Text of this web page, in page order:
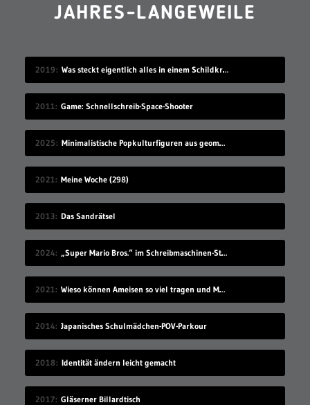
JAHRES-LANGEWEILE
2019 Was steckt eigentlich alles in einem Schildkrötenpanzer?
2011 Game: Schnellschreib-Space-Shooter
2025 Minimalistische Popkulturfiguren aus geometrischen Formen
2021 Meine Woche (298)
2013 Das Sandrätsel
2024 „Super Mario Bros.“ im Schreibmaschinen-Stil spielen
2021 Wieso können Ameisen so viel tragen und Menschen nicht?
2014 Japanisches Schulmädchen-POV-Parkour
2018 Identität ändern leicht gemacht
2017 Gläserner Billardtisch